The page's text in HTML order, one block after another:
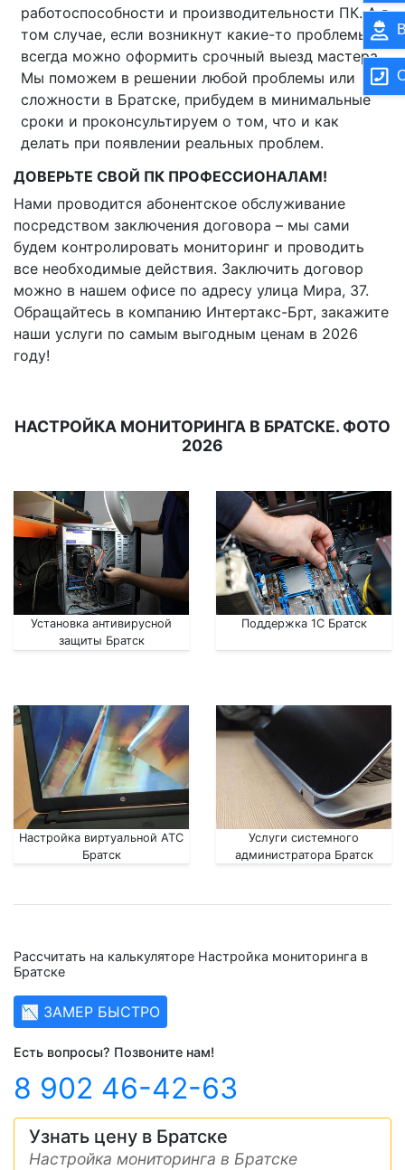
работоспособности и производительности ПК. А в
том случае, если возникнут какие-то проблемы –
всегда можно оформить срочный выезд мастера.
Мы поможем в решении любой проблемы или
сложности в Братске, прибудем в минимальные
сроки и проконсультируем о том, что и как
делать при появлении реальных проблем.
ДОВЕРЬТЕ СВОЙ ПК ПРОФЕССИОНАЛАМ!
Нами проводится абонентское обслуживание
посредством заключения договора – мы сами
будем контролировать мониторинг и проводить
все необходимые действия. Заключить договор
можно в нашем офисе по адресу улица Мира, 37.
Обращайтесь в компанию Интертакс-Брт, закажите
наши услуги по самым выгодным ценам в 2026
году!
НАСТРОЙКА МОНИТОРИНГА В БРАТСКЕ. ФОТО
2026
Установка антивирусной
защиты Братск
Поддержка 1С Братск
Настройка виртуальной АТС
Братск
Услуги системного
администратора Братск
Рассчитать на калькуляторе Настройка мониторинга в
Братске
📉 ЗАМЕР БЫСТРО
Есть вопросы? Позвоните нам!
8 902 46-42-63
Узнать цену в Братске
Настройка мониторинга в Братске